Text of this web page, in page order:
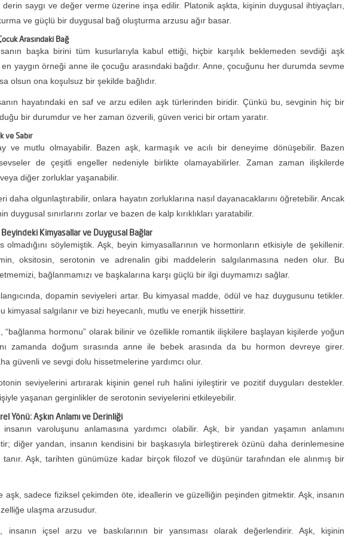
saygı ve değer verme üzerine inşa edilir. Platonik aşkta, kişinin duygusal ihtiyaçları,
ve güçlü bir duygusal bağ oluşturma arzusu ağır basar.
Arasındaki Bağ
başka birini tüm kusurlarıyla kabul ettiği, hiçbir karşılık beklemeden sevdiği aşk
yaygın örneği anne ile çocuğu arasındaki bağdır. Anne, çocuğunu her durumda sevme
olsun ona koşulsuz bir şekilde bağlıdır.
hayatındaki en saf ve arzu edilen aşk türlerinden biridir. Çünkü bu, sevginin hiç bir
bir durumdur ve her zaman özverili, güven verici bir ortam yaratır.
ve Sabır
ve mutlu olmayabilir. Bazen aşk, karmaşık ve acılı bir deneyime dönüşebilir. Bazen
de çeşitli engeller nedeniyle birlikte olamayabilirler. Zaman zaman ilişkilerde
diğer zorluklar yaşanabilir.
daha olgunlaştırabilir, onlara hayatın zorluklarına nasıl dayanacaklarını öğretebilir. Ancak
duygusal sınırlarını zorlar ve bazen de kalp kırıklıkları yaratabilir.
Beyindeki Kimyasallar ve Duygusal Bağlar
olmadığını söylemiştik. Aşk, beyin kimyasallarının ve hormonların etkisiyle de şekillenir.
oksitosin, serotonin ve adrenalin gibi maddelerin salgılanmasına neden olur. Bu
bağlanmamızı ve başkalarına karşı güçlü bir ilgi duymamızı sağlar.
dopamin seviyeleri artar. Bu kimyasal madde, ödül ve haz duygusunu tetikler.
kimyasal salgılanır ve bizi heyecanlı, mutlu ve enerjik hissettirir.
“bağlanma hormonu” olarak bilinir ve özellikle romantik ilişkilere başlayan kişilerde yoğun
zamanda doğum sırasında anne ile bebek arasında da bu hormon devreye girer.
güvenli ve sevgi dolu hissetmelerine yardımcı olur.
seviyelerini artırarak kişinin genel ruh halini iyileştirir ve pozitif duyguları destekler.
yaşanan gerginlikler de serotonin seviyelerini etkileyebilir.
Yönü: Aşkın Anlamı ve Derinliği
varoluşunu anlamasına yardımcı olabilir. Aşk, bir yandan yaşamın anlamını
diğer yandan, insanın kendisini bir başkasıyla birleştirerek özünü daha derinlemesine
Aşk, tarihten günümüze kadar birçok filozof ve düşünür tarafından ele alınmış bir
aşk, sadece fiziksel çekimden öte, ideallerin ve güzelliğin peşinden gitmektir. Aşk, insanın
ulaşma arzusudur.
insanın içsel arzu ve baskılarının bir yansıması olarak değerlendirir. Aşk, kişinin